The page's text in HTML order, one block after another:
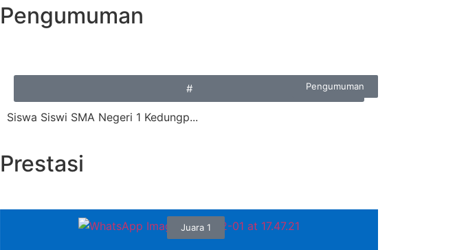
Pengumuman
Pengumuman
#
Siswa Siswi SMA Negeri 1 Kedungp...
Prestasi
Juara 1